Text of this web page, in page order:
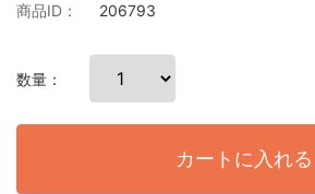
商品ID： 206793
数量：
カートに入れる